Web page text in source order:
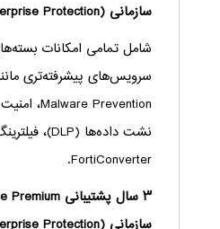
سازمانی (Enterprise Protection):
FortiConverter.